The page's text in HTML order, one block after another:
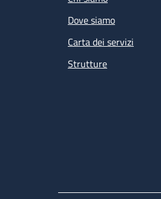
Dove siamo
Carta dei servizi
Strutture